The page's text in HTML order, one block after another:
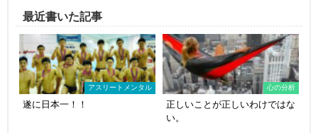
最近書いた記事
アスリートメンタル
遂に日本一！！
心の分析
正しいことが正しいわけではな
い。